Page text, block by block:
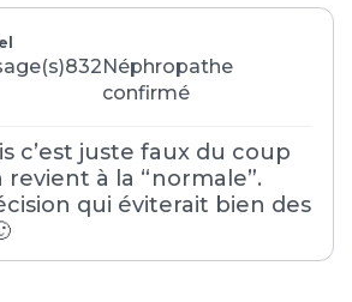
Néphropathe
confirmé
c’est juste faux du coup
revient à la “normale”.
qui éviterait bien des